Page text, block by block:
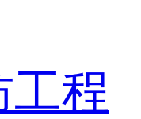
工程